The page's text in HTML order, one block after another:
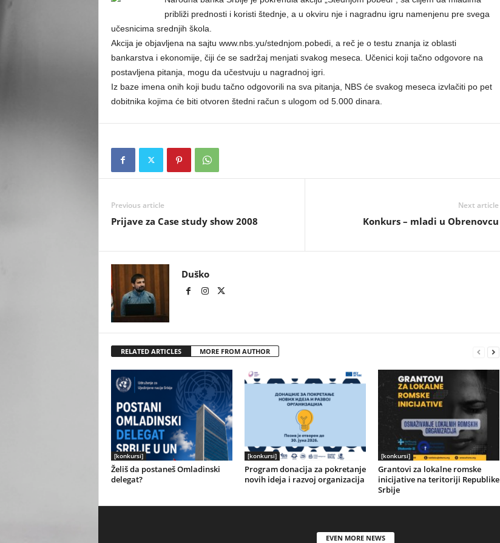
približi prednosti i koristi štednje, a u okviru nje i nagradnu igru namenjenu pre svega
učesnicima srednjih škola.
Akcija je objavljena na sajtu www.nbs.yu/stednjom.pobedi, a reč je o testu znanja iz oblasti
bankarstva i ekonomije, čiji će se sadržaj menjati svakog meseca. Učenici koji tačno odgovore na
postavljena pitanja, mogu da učestvuju u nagradnoj igri.
Iz baze imena onih koji budu tačno odgovorili na sva pitanja, NBS će svakog meseca izvlačiti po pet
dobitnika kojima će biti otvoren štedni račun s ulogom od 5.000 dinara.
Previous article
Prijave za Case study show 2008
Next article
Konkurs – mladi u Obrenovcu
Duško
RELATED ARTICLES MORE FROM AUTHOR
[konkursi]
Želiš da postaneš Omladinski
delegat?
[konkursi]
Program donacija za pokretanje
novih ideja i razvoj organizacija
[konkursi]
Grantovi za lokalne romske
inicijative na teritoriji Republike
Srbije
EVEN MORE NEWS